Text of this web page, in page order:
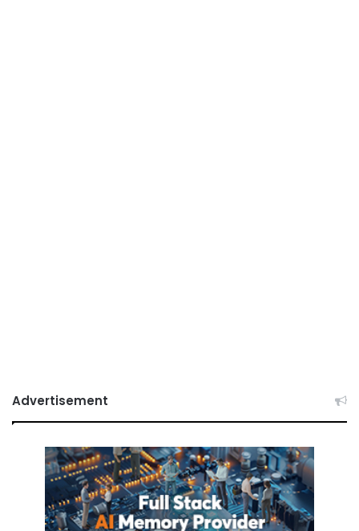
Advertisement